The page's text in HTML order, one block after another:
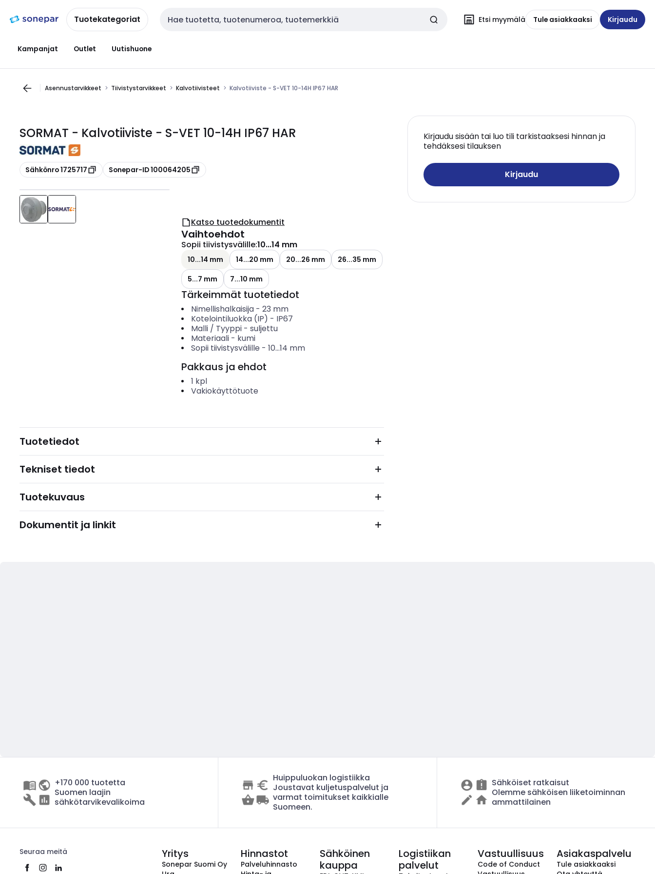
navigointiinsisältöönTuotekategoriat Haku Etsi myymälä Tule asiakkaaksi Kirjaudu
Kampanjat Outlet Uutishuone
Asennustarvikkeet Tiivistystarvikkeet Kalvotiivisteet Kalvotiiviste - S-VET 10-14H IP67 HAR
SORMAT - Kalvotiiviste - S-VET 10-14H IP67 HAR
Kopioi
Sähkönro 1725717 Kopioi
Sonepar-ID 100064205
Kirjaudu sisään tai luo tili tarkistaaksesi hinnan ja
tehdäksesi tilauksen
Kirjaudu
Katso tuotedokumentit
Vaihtoehdot
Sopii tiivistysvälille:10...14 mm
10...14 mm 14...20 mm 20...26 mm
26...35 mm
5...7 mm
7...10 mm
Tärkeimmät tuotetiedot
Nimellishalkaisija- 23 mm
Kotelointiluokka (IP) - IP67
Malli / Tyyppi- suljettu
Materiaali- kumi
Sopii tiivistysvälille - 10...14 mm
Pakkaus ja ehdot
1 kpl
Vakiokäyttötuote
Tuotetiedot
Tekniset tiedot
Tuotekuvaus
Dokumentit ja linkit
+170 000 tuotetta
Suomen laajin
sähkötarvikevalikoima
Huippuluokan logistiikka
Joustavat kuljetuspalvelut ja
varmat toimitukset kaikkialle
Suomeen.
Sähköiset ratkaisut
Olemme sähköisen liiketoiminnan
ammattilainen
Seuraa meitä Yritys
Sonepar Suomi Oy
Hinnastot
Palveluhinnasto
Sähköinen
kauppa
Logistiikan
palvelut
Vastuullisuus
Code of Conduct
Asiakaspalvelu
Tule asiakkaaksi